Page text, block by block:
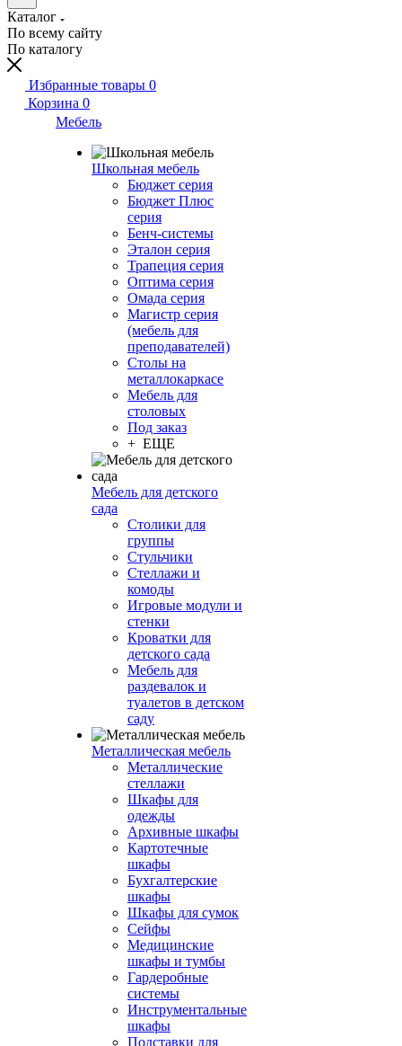
Каталог
По всему сайту
По каталогу
Избранные товары 0
Корзина 0
Мебель
Школьная мебель
Бюджет серия
Бюджет Плюс
серия
Бенч-системы
Эталон серия
Трапеция серия
Оптима серия
Омада серия
Магистр серия
(мебель для
преподавателей)
Столы на
металлокаркасе
Мебель для
столовых
Под заказ
+ ЕЩЕ
Мебель для детского
сада
Столики для
группы
Стульчики
Стеллажи и
комоды
Игровые модули и
стенки
Кроватки для
детского сада
Мебель для
раздевалок и
туалетов в детском
саду
Металлическая мебель
Металлические
стеллажи
Шкафы для
одежды
Архивные шкафы
Картотечные
шкафы
Бухгалтерские
шкафы
Шкафы для сумок
Сейфы
Медицинские
шкафы и тумбы
Гардеробные
системы
Инструментальные
шкафы
Подставки для